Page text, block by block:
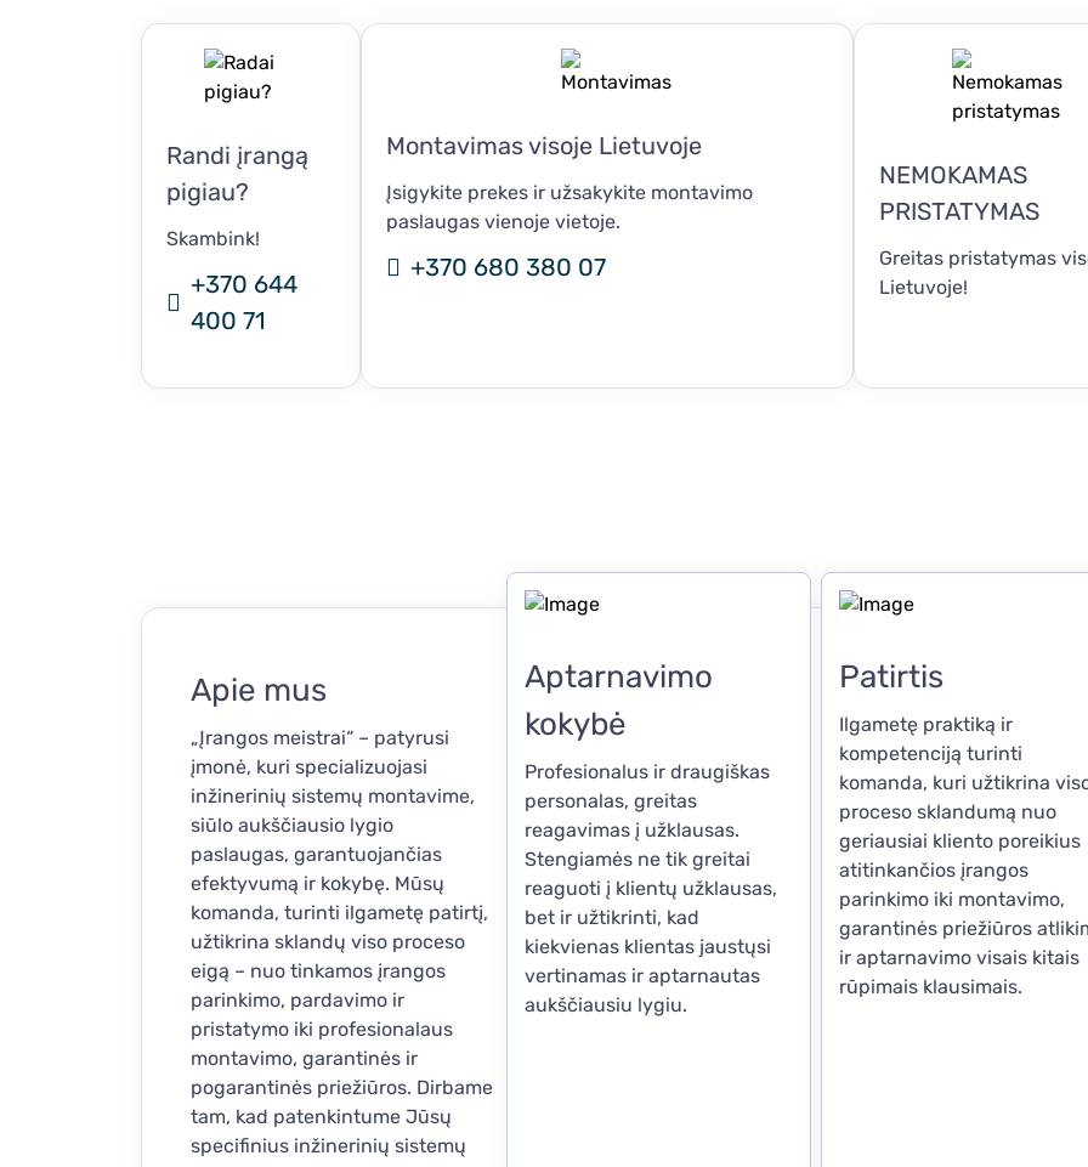
Randi įrangą
pigiau?
Skambink!
+370 644
400 71
Montavimas visoje Lietuvoje
Įsigykite prekes ir užsakykite montavimo
paslaugas vienoje vietoje.
+370 680 380 07
NEMOKAMAS
PRISTATYMAS
Greitas pristatymas
Lietuvoje!
Apie mus
„Įrangos meistrai“ – patyrusi
įmonė, kuri specializuojasi
inžinerinių sistemų montavime,
siūlo aukščiausio lygio
paslaugas, garantuojančias
efektyvumą ir kokybę. Mūsų
komanda, turinti ilgametę patirtį,
užtikrina sklandų viso proceso
eigą – nuo tinkamos įrangos
parinkimo, pardavimo ir
pristatymo iki profesionalaus
montavimo, garantinės ir
pogarantinės priežiūros. Dirbame
tam, kad patenkintume Jūsų
specifinius inžinerinių sistemų
Aptarnavimo
kokybė
Profesionalus ir draugiškas
personalas, greitas
reagavimas į užklausas.
Stengiamės ne tik greitai
reaguoti į klientų užklausas,
bet ir užtikrinti, kad
kiekvienas klientas jaustųsi
vertinamas ir aptarnautas
aukščiausiu lygiu.
Patirtis
Ilgametę praktiką ir
kompetenciją turinti
komanda, kuri užtikrina
proceso sklandumą nuo
geriausiai kliento poreikius
atitinkančios įrangos
parinkimo iki montavimo,
garantinės priežiūros
ir aptarnavimo visais kitais
rūpimais klausimais.